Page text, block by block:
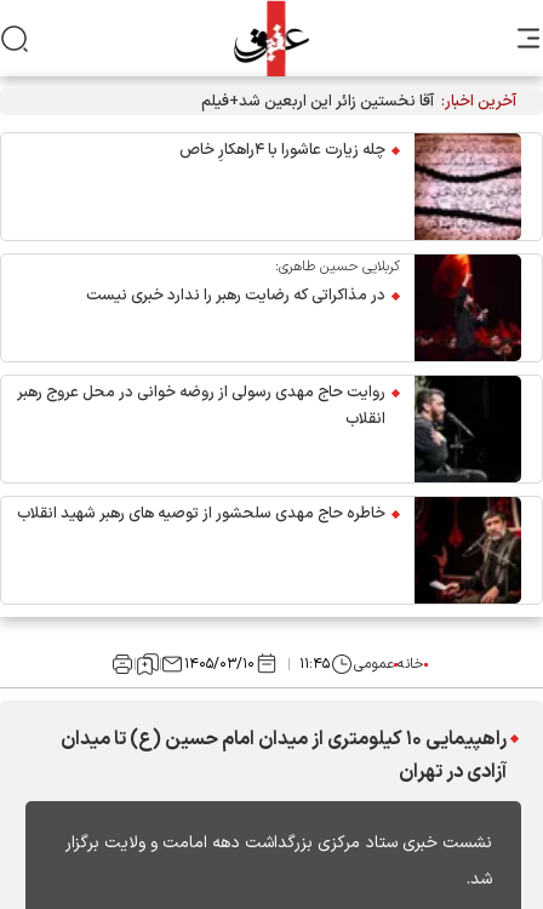
آخرین اخبار: آقا نخستین زائر این اربعین شد+فیلم
چله زیارت عاشورا با ۴راهکارِ خاص
کربلایی حسین طاهری:
در مذاکراتی که رضایت رهبر را ندارد خبری نیست
روایت حاج مهدی رسولی از روضه خوانی در محل عروج رهبر
انقلاب
خاطره حاج مهدی سلحشور از توصیه های رهبر شهید انقلاب
خانهعمومی ۱۱:۴۵ ۱۴۰۵/۰۳/۱۰
راهپیمایی ۱۰ کیلومتری از میدان امام حسین (ع) تا میدان
آزادی در تهران
نشست خبری ستاد مرکزی بزرگداشت دهه امامت و ولایت برگزار
شد.